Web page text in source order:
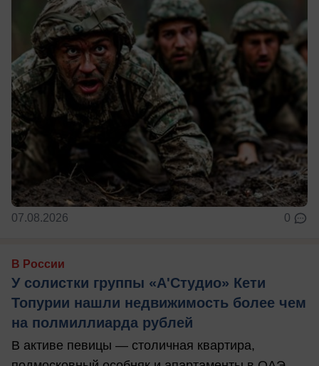
07.08.2026 0
В России
У солистки группы «А'Студио» Кети
Топурии нашли недвижимость более чем
на полмиллиарда рублей
В активе певицы — столичная квартира,